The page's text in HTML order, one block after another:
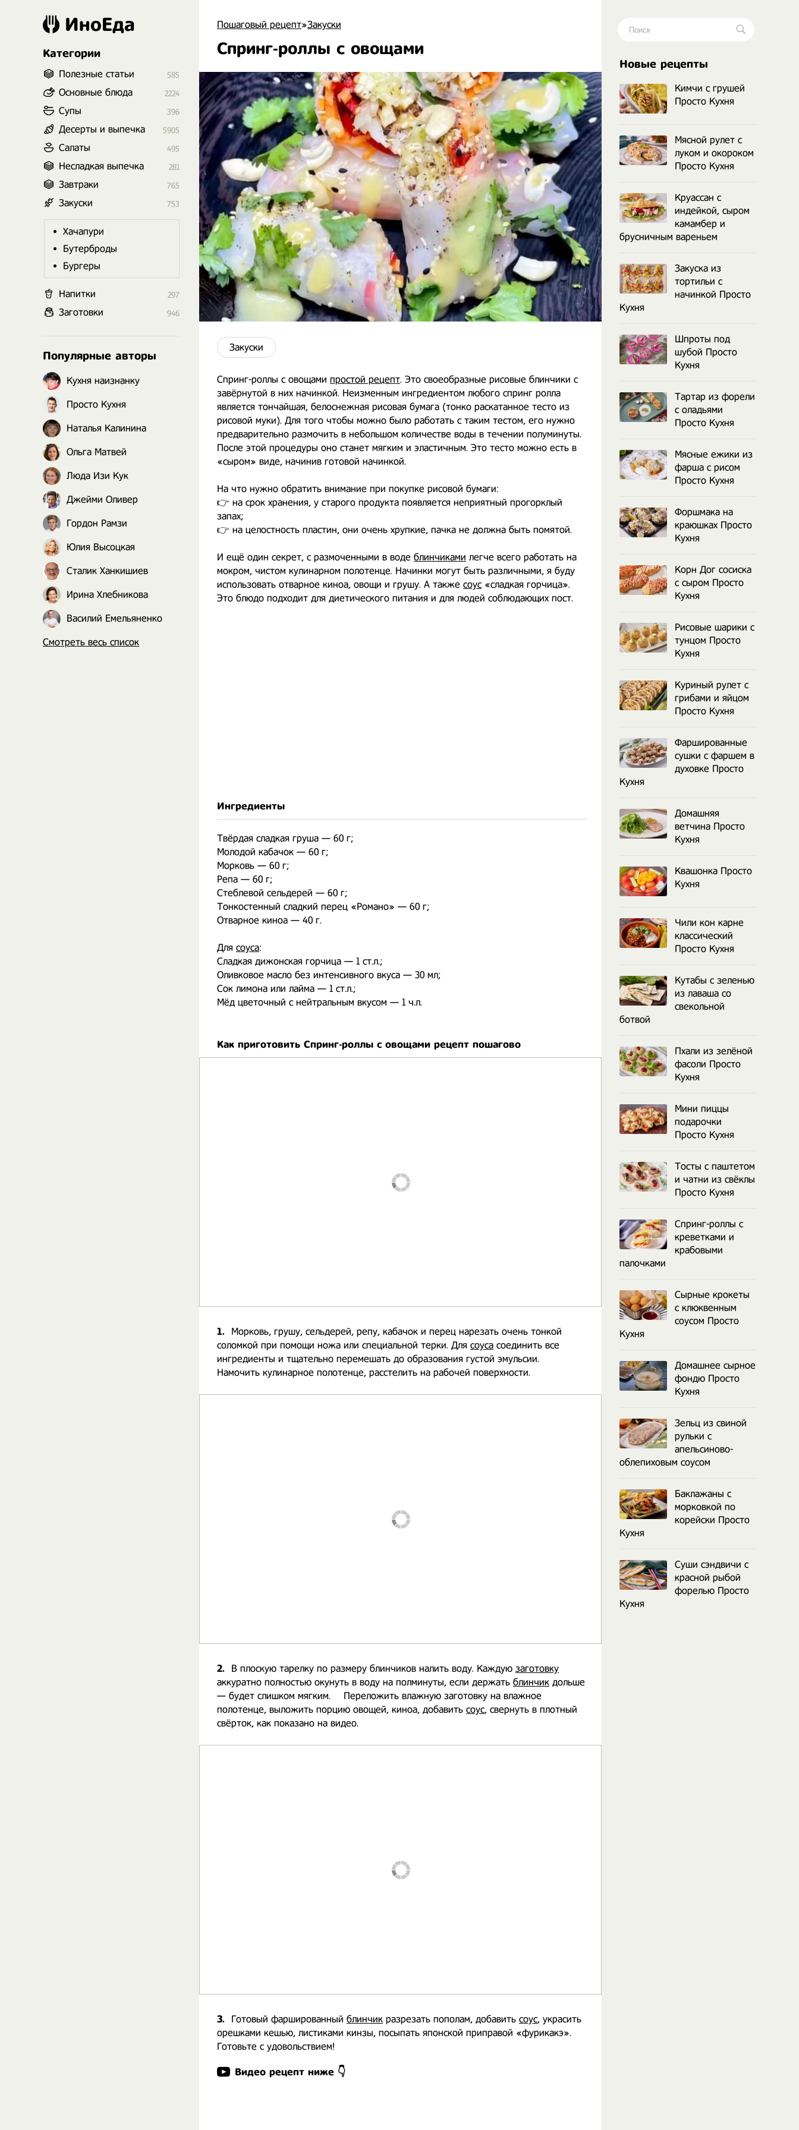
Пошаговый рецепт»Закуски
Спринг-роллы с овощами
Закуски
Спринг-роллы с овощами простой рецепт. Это своеобразные рисовые блинчики с
завёрнутой в них начинкой. Неизменным ингредиентом любого спринг ролла
является тончайшая, белоснежная рисовая бумага (тонко раскатанное тесто из
рисовой муки). Для того чтобы можно было работать с таким тестом, его нужно
предварительно размочить в небольшом количестве воды в течении полуминуты.
После этой процедуры оно станет мягким и эластичным. Это тесто можно есть в
«сыром» виде, начинив готовой начинкой.
На что нужно обратить внимание при покупке рисовой бумаги:
👉 на срок хранения, у старого продукта появляется неприятный прогорклый
запах;
👉 на целостность пластин, они очень хрупкие, пачка не должна быть помятой.
И ещё один секрет, с размоченными в воде блинчиками легче всего работать на
мокром, чистом кулинарном полотенце. Начинки могут быть различными, я буду
использовать отварное киноа, овощи и грушу. А также соус «сладкая горчица».
Это блюдо подходит для диетического питания и для людей соблюдающих пост.
Ингредиенты
Твёрдая сладкая груша — 60 г;
Молодой кабачок — 60 г;
Морковь — 60 г;
Репа — 60 г;
Стеблевой сельдерей — 60 г;
Тонкостенный сладкий перец «Романо» — 60 г;
Отварное киноа — 40 г.
Для соуса:
Сладкая дижонская горчица — 1 ст.л.;
Оливковое масло без интенсивного вкуса — 30 мл;
Сок лимона или лайма — 1 ст.л.;
Мёд цветочный с нейтральным вкусом — 1 ч.л.
Как приготовить Спринг-роллы с овощами рецепт пошагово
1.
Морковь, грушу, сельдерей, репу, кабачок и перец нарезать очень тонкой
соломкой при помощи ножа или специальной терки. Для соуса соединить все
ингредиенты и тщательно перемешать до образования густой эмульсии. ⠀
Намочить кулинарное полотенце, расстелить на рабочей поверхности. ⠀
2. В плоскую тарелку по размеру блинчиков налить воду. Каждую заготовку
аккуратно полностью окунуть в воду на полминуты, если держать блинчик дольше
— будет слишком мягким. ⠀ Переложить влажную заготовку на влажное
полотенце, выложить порцию овощей, киноа, добавить соус, свернуть в плотный
свёрток, как показано на видео. ⠀
3. Готовый фаршированный блинчик разрезать пополам, добавить соус, украсить
орешками кешью, листиками кинзы, посыпать японской приправой «фурикакэ». ⠀
Готовьте с удовольствием!
Видео рецепт ниже 👇
ИноЕда
Категории
Полезные статьи 585
Основные блюда 2224
Супы 396
Десерты и выпечка 5905
Салаты 495
Несладкая выпечка 281
Завтраки 765
Закуски 753
Хачапури
Бутерброды
Бургеры
Напитки 297
Заготовки 946
Популярные авторы
Кухня наизнанку
Просто Кухня
Наталья Калинина
Ольга Матвей
Люда Изи Кук
Джейми Оливер
Гордон Рамзи
Юлия Высоцкая
Сталик Ханкишиев
Ирина Хлебникова
Василий Емельяненко
Смотреть весь список
Новые рецепты
Кимчи с грушей
Просто Кухня
Мясной рулет с
луком и окороком
Просто Кухня
Круассан с
индейкой, сыром
камамбер и
брусничным вареньем
Закуска из
тортильи с
начинкой Просто
Кухня
Шпроты под
шубой Просто
Кухня
Тартар из форели
с оладьями
Просто Кухня
Мясные ежики из
фарша с рисом
Просто Кухня
Форшмака на
краюшках Просто
Кухня
Корн Дог сосиска
с сыром Просто
Кухня
Рисовые шарики с
тунцом Просто
Кухня
Куриный рулет с
грибами и яйцом
Просто Кухня
Фаршированные
сушки с фаршем в
духовке Просто
Кухня
Домашняя
ветчина Просто
Кухня
Квашонка Просто
Кухня
Чили кон карне
классический
Просто Кухня
Кутабы с зеленью
из лаваша со
свекольной
ботвой
Пхали из зелёной
фасоли Просто
Кухня
Мини пиццы
подарочки
Просто Кухня
Тосты с паштетом
и чатни из свёклы
Просто Кухня
Спринг-роллы с
креветками и
крабовыми
палочками
Сырные крокеты
с клюквенным
соусом Просто
Кухня
Домашнее сырное
фондю Просто
Кухня
Зельц из свиной
рульки с
апельсиново-
облепиховым соусом
Баклажаны с
морковкой по
корейски Просто
Кухня
Суши сэндвичи с
красной рыбой
форелью Просто
Кухня